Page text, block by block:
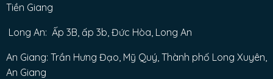
Tiền Giang
Long An: Ấp 3B, ấp 3b, Đức Hòa, Long An
An Giang: Trần Hưng Đạo, Mỹ Quý, Thành phố Long Xuyên,
An Giang